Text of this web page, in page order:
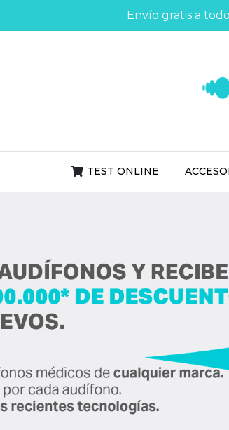
Envío gratis a
TEST ONLINE